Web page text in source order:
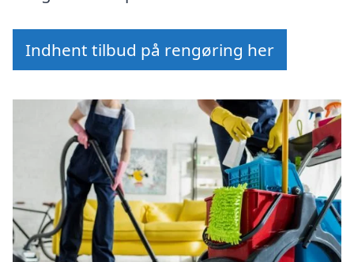
Indhent tilbud på rengøring her